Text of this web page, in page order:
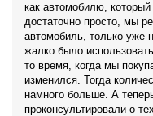
как автомобилю,
достаточно просто, мы
автомобиль, только уже
жалко было
то время, когда мы
изменился. Тогда
намного больше. А
проконсультировали о